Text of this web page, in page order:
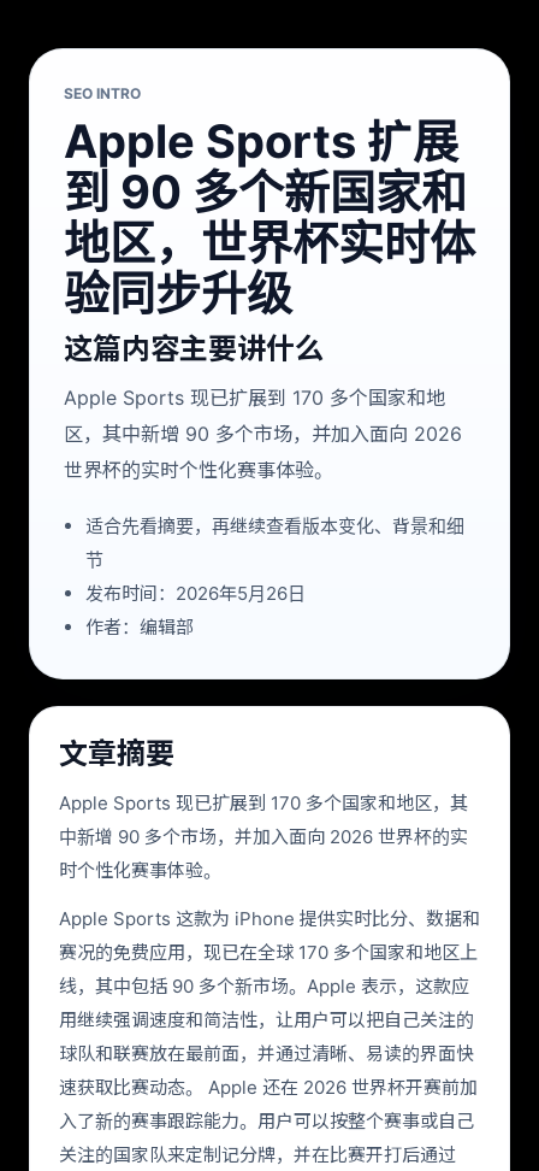
SEO INTRO
Apple Sports 扩展
到 90 多个新国家和
地区，世界杯实时体
验同步升级
这篇内容主要讲什么
Apple Sports 现已扩展到 170 多个国家和地
区，其中新增 90 多个市场，并加入面向 2026
世界杯的实时个性化赛事体验。
适合先看摘要，再继续查看版本变化、背景和细
节
发布时间：2026年5月26日
作者：编辑部
文章摘要
Apple Sports 现已扩展到 170 多个国家和地区，其
中新增 90 多个市场，并加入面向 2026 世界杯的实
时个性化赛事体验。
Apple Sports 这款为 iPhone 提供实时比分、数据和
赛况的免费应用，现已在全球 170 多个国家和地区上
线，其中包括 90 多个新市场。Apple 表示，这款应
用继续强调速度和简洁性，让用户可以把自己关注的
球队和联赛放在最前面，并通过清晰、易读的界面快
速获取比赛动态。 Apple 还在 2026 世界杯开赛前加
入了新的赛事跟踪能力。用户可以按整个赛事或自己
关注的国家队来定制记分牌，并在比赛开打后通过